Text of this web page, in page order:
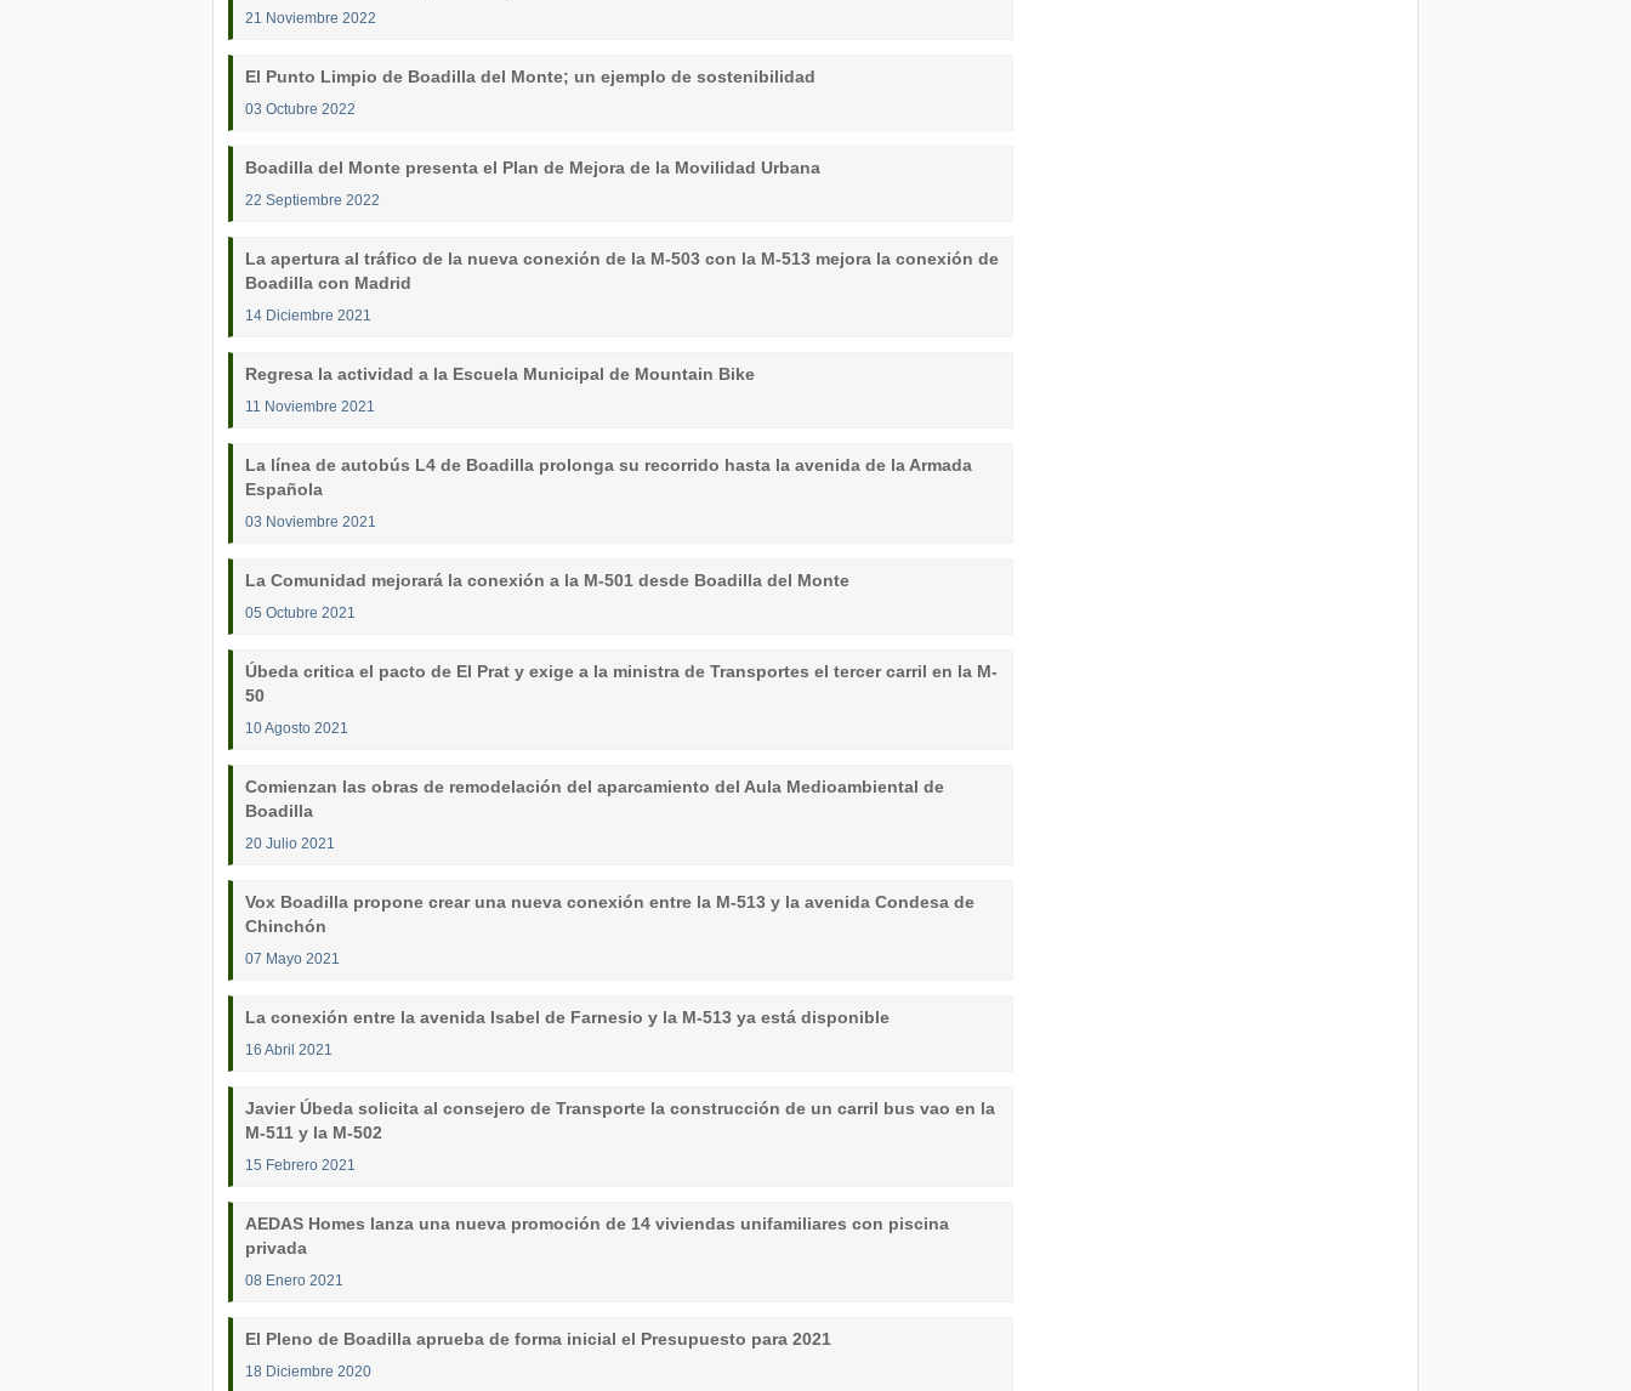
21 Noviembre 2022
El Punto Limpio de Boadilla del Monte; un ejemplo de sostenibilidad
03 Octubre 2022
Boadilla del Monte presenta el Plan de Mejora de la Movilidad Urbana
22 Septiembre 2022
La apertura al tráfico de la nueva conexión de la M-503 con la M-513 mejora la conexión de
Boadilla con Madrid
14 Diciembre 2021
Regresa la actividad a la Escuela Municipal de Mountain Bike
11 Noviembre 2021
La línea de autobús L4 de Boadilla prolonga su recorrido hasta la avenida de la Armada
Española
03 Noviembre 2021
La Comunidad mejorará la conexión a la M-501 desde Boadilla del Monte
05 Octubre 2021
Úbeda critica el pacto de El Prat y exige a la ministra de Transportes el tercer carril en la M-
50
10 Agosto 2021
Comienzan las obras de remodelación del aparcamiento del Aula Medioambiental de
Boadilla
20 Julio 2021
Vox Boadilla propone crear una nueva conexión entre la M-513 y la avenida Condesa de
Chinchón
07 Mayo 2021
La conexión entre la avenida Isabel de Farnesio y la M-513 ya está disponible
16 Abril 2021
Javier Úbeda solicita al consejero de Transporte la construcción de un carril bus vao en la
M-511 y la M-502
15 Febrero 2021
AEDAS Homes lanza una nueva promoción de 14 viviendas unifamiliares con piscina
privada
08 Enero 2021
El Pleno de Boadilla aprueba de forma inicial el Presupuesto para 2021
18 Diciembre 2020